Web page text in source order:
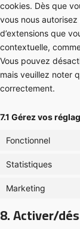
cookies. Dès que
vous nous
d’extensions que
contextuelle,
Vous pouvez
mais veuillez noter
correctement.
7.1 Gérez vos
Fonctionnel
Statistiques
Marketing
8. Activer/